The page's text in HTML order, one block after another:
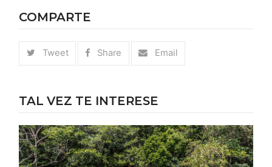
COMPARTE
Tweet Share Email
TAL VEZ TE INTERESE